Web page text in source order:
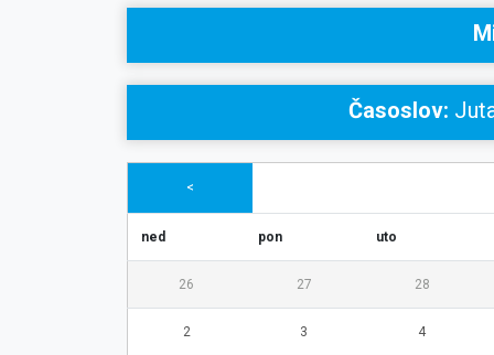
Časoslov:
<
ned pon uto
26 27 28
2 3 4